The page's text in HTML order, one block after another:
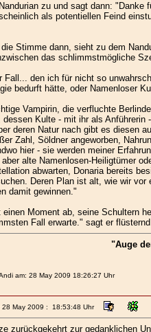
zu und sagt dann: "Danke
als potentiellen Feind
Stimme dann, sieht zu dem
das schlimmstmögliche
Fall... den ich für nicht so
bedurft hätte, oder Namenloser
Vampirin, die verfluchte
dessen Kulte - mit ihr als
deren Natur nach gibt es diesen
Zahl, Söldner angeworben,
hier - sie werden meiner
alte Namenlosen-Heiligtümer
abwarten, Donaria bereits
Deren Plan ist alt, wie wir
damit gewinnen."
einen Moment ab, seine Schultern
Fall erwarte." sagt er
"Auge
am: 28 May 2009 18:26:27 Uhr
28 May 2009 : 18:53:48 Uhr
zurückgekehrt zur gedanklichen